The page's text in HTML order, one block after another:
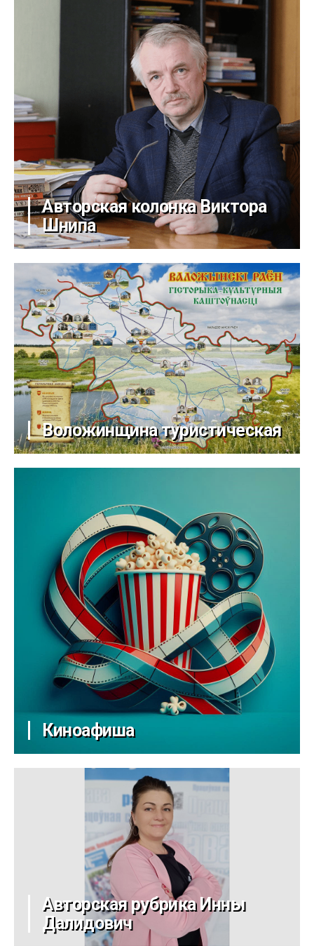
Авторская колонка Виктора
Шнипа
Воложинщина туристическая
Киноафиша
Авторская рубрика Инны
Далидович